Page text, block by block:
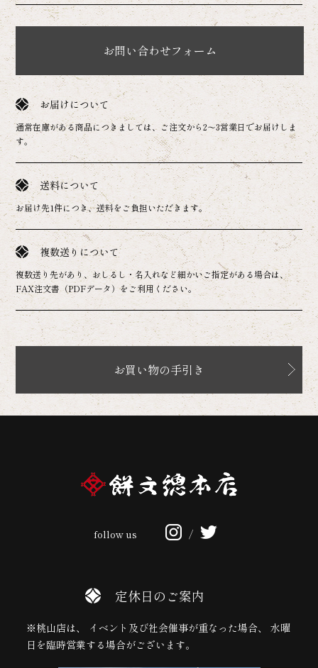
お問い合わせフォーム
お届けについて
通常在庫がある商品につきましては、ご注文から2～3営業日でお届けしま
す。
送料について
お届け先1件につき、送料をご負担いただきます。
複数送りについて
複数送り先があり、おしるし・名入れなど細かいご指定がある場合は、
FAX注文書（PDFデータ）をご利用ください。
お買い物の手引き
follow us /
定休日のご案内
※桃山店は、 イベント及び社会催事が重なった場合、 水曜
日を臨時営業する場合がございます。